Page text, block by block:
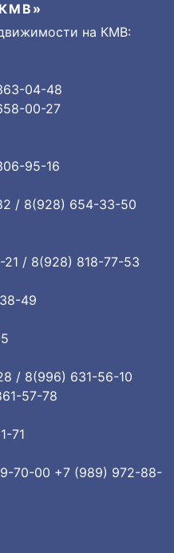
на КМВ:
04-48
00-27
95-16
/ 8(928) 654-33-50
/ 8(928) 818-77-53
49
/ 8(996) 631-56-10
57-78
71
70-00 +7 (989) 972-88-